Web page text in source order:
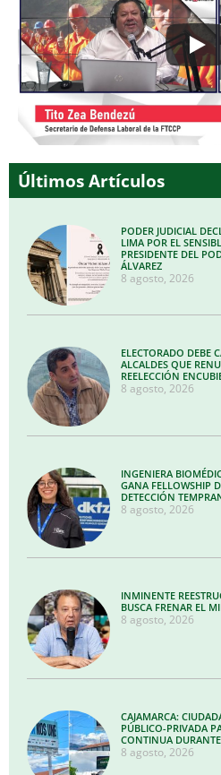
Últimos Artículos
PODER JUDICIAL
LIMA POR EL
PRESIDENTE DEL
ÁLVAREZ
8 agosto, 2026
ELECTORADO DEBE
ALCALDES QUE
REELECCIÓN
8 agosto, 2026
INGENIERA
GANA FELLOWSHIP
DETECCIÓN
8 agosto, 2026
INMINENTE
BUSCA FRENAR EL
8 agosto, 2026
CAJAMARCA:
PÚBLICO-PRIVADA
CONTINUA
8 agosto, 2026